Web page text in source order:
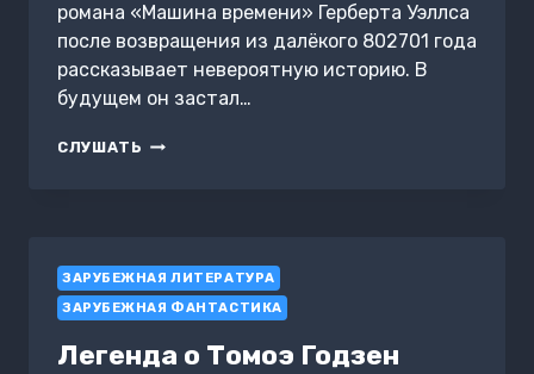
романа «Машина времени» Герберта Уэллса
после возвращения из далёкого 802701 года
рассказывает невероятную историю. В
будущем он застал…
СЛУШАТЬ THE
ЗАРУБЕЖНАЯ ЛИТЕРАТУРА
ЗАРУБЕЖНАЯ ФАНТАСТИКА
Легенда о Томоэ Годзен